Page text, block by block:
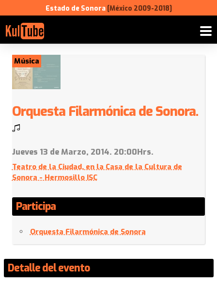
Estado de Sonora [México 2009-2018]
Música
Orquesta Filarmónica de Sonora.
Jueves 13 de Marzo, 2014. 20:00Hrs.
Teatro de la Ciudad, en la Casa de la Cultura de
Sonora - Hermosillo ISC
Participa
Orquesta Filarmónica de Sonora
Detalle del evento